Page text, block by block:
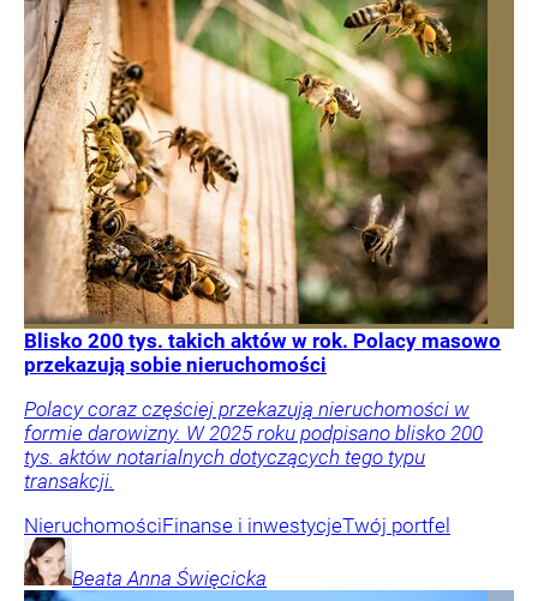
Blisko 200 tys. takich aktów w rok. Polacy masowo
przekazują sobie nieruchomości
Polacy coraz częściej przekazują nieruchomości w
formie darowizny. W 2025 roku podpisano blisko 200
tys. aktów notarialnych dotyczących tego typu
transakcji.
NieruchomościFinanse i inwestycjeTwój portfel
Beata Anna Święcicka